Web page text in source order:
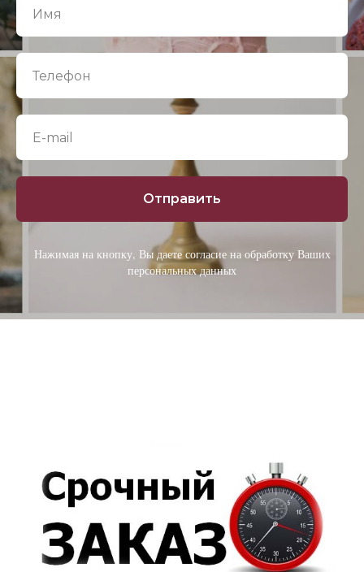
Отправить
Нажимая на кнопку, Вы даете согласие на обработку Ваших
персональных данных